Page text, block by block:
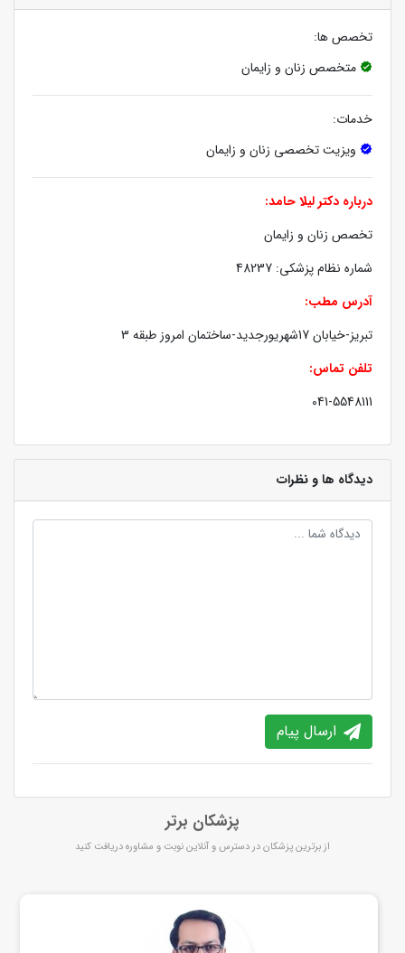
تخصص ها:
متخصص زنان و زایمان
خدمات:
ویزیت تخصصی زنان و زایمان
درباره دکتر لیلا حامد:
تخصص زنان و زایمان
شماره نظام پزشکی: 48237
آدرس مطب:
تبریز-خیابان 17شهریورجدید-ساختمان امروز طبقه 3
تلفن تماس:
041-5548111
دیدگاه ها و نظرات
ارسال پیام
پزشکان برتر
از برترین پزشکان در دسترس و آنلاین نوبت و مشاوره دریافت کنید